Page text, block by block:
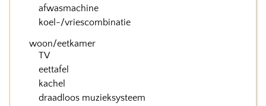
afwasmachine
koel-/vriescombinatie
woon/eetkamer
TV
eettafel
kachel
draadloos muzieksysteem